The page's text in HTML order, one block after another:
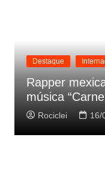
Destaque
Rapper
música
Rociclei 16/